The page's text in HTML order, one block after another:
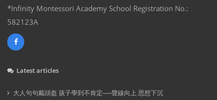
*Infinity Montessori Academy School Registration No.:
582123A
Latest articles
大人句句戴頭盔 孩子學到不肯定──聲線向上 思想下沉